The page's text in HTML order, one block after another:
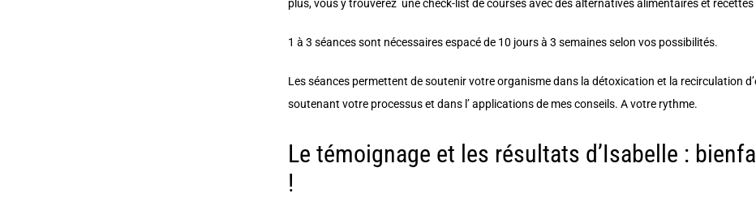
plus, vous y trouverez une check-list de courses avec des alternatives alimentaires et
1 à 3 séances sont nécessaires espacé de 10 jours à 3 semaines selon vos possibilités.
Les séances permettent de soutenir votre organisme dans la détoxication et la recirculation
soutenant votre processus et dans l’ applications de mes conseils. A votre rythme.
Le témoignage et les résultats d’Isabelle :
!